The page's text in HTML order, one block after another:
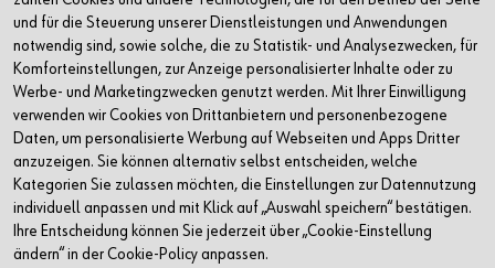
info@wuerth.com
und für die Steuerung unserer Dienstleistungen und Anwendungen
notwendig sind, sowie solche, die zu Statistik- und Analysezwecken, für
Komforteinstellungen, zur Anzeige personalisierter Inhalte oder zu
Werbe- und Marketingzwecken genutzt werden. Mit Ihrer Einwilligung
verwenden wir Cookies von Drittanbietern und personenbezogene
Daten, um personalisierte Werbung auf Webseiten und Apps Dritter
anzuzeigen. Sie können alternativ selbst entscheiden, welche
Kategorien Sie zulassen möchten, die Einstellungen zur Datennutzung
individuell anpassen und mit Klick auf „Auswahl speichern“ bestätigen.
Ihre Entscheidung können Sie jederzeit über „Cookie-Einstellung
ändern“ in der Cookie-Policy anpassen.